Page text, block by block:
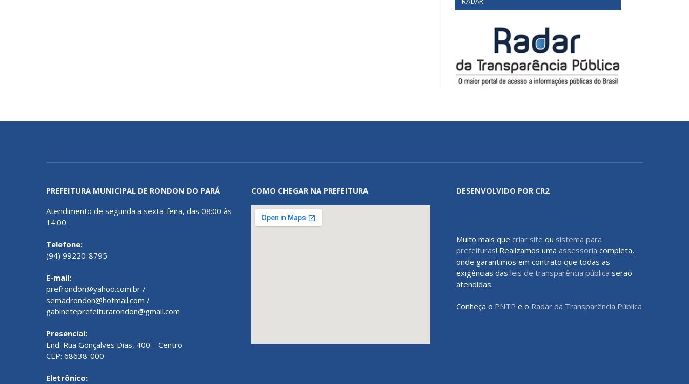
PREFEITURA MUNICIPAL DE RONDON DO PARÁ
Atendimento de segunda a sexta-feira, das 08:00 às
14:00.
Telefone:
(94) 99220-8795
E-mail:
prefrondon@yahoo.com.br /
semadrondon@hotmail.com /
gabineteprefeiturarondon@gmail.com
Presencial:
End: Rua Gonçalves Dias, 400 – Centro
CEP: 68638-000
Eletrônico:
COMO CHEGAR NA PREFEITURA DESENVOLVIDO POR CR2
Muito mais que criar site ou sistema para
prefeituras! Realizamos uma assessoria completa,
onde garantimos em contrato que todas as
exigências das leis de transparência pública serão
atendidas.
Conheça o PNTP e o Radar da Transparência Pública